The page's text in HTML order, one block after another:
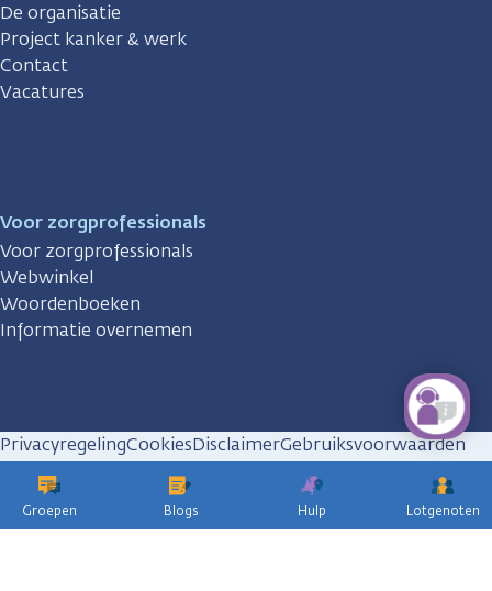
Groepen Blogs Hulp Lotgenoten
De organisatie
Project kanker & werk
Contact
Vacatures
Voor zorgprofessionals
Voor zorgprofessionals
Webwinkel
Woordenboeken
Informatie overnemen
PrivacyregelingCookiesDisclaimerGebruiksvoorwaarden
Huisregels